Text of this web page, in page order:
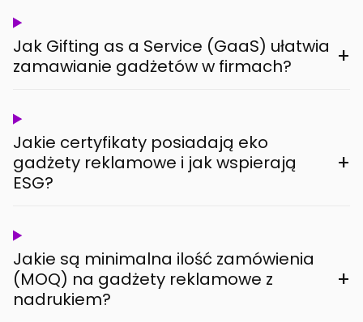
Jak Gifting as a Service (GaaS) ułatwia
zamawianie gadżetów w firmach?
+
Jakie certyfikaty posiadają eko
gadżety reklamowe i jak wspierają
ESG?
+
Jakie są minimalna ilość zamówienia
(MOQ) na gadżety reklamowe z
nadrukiem?
+